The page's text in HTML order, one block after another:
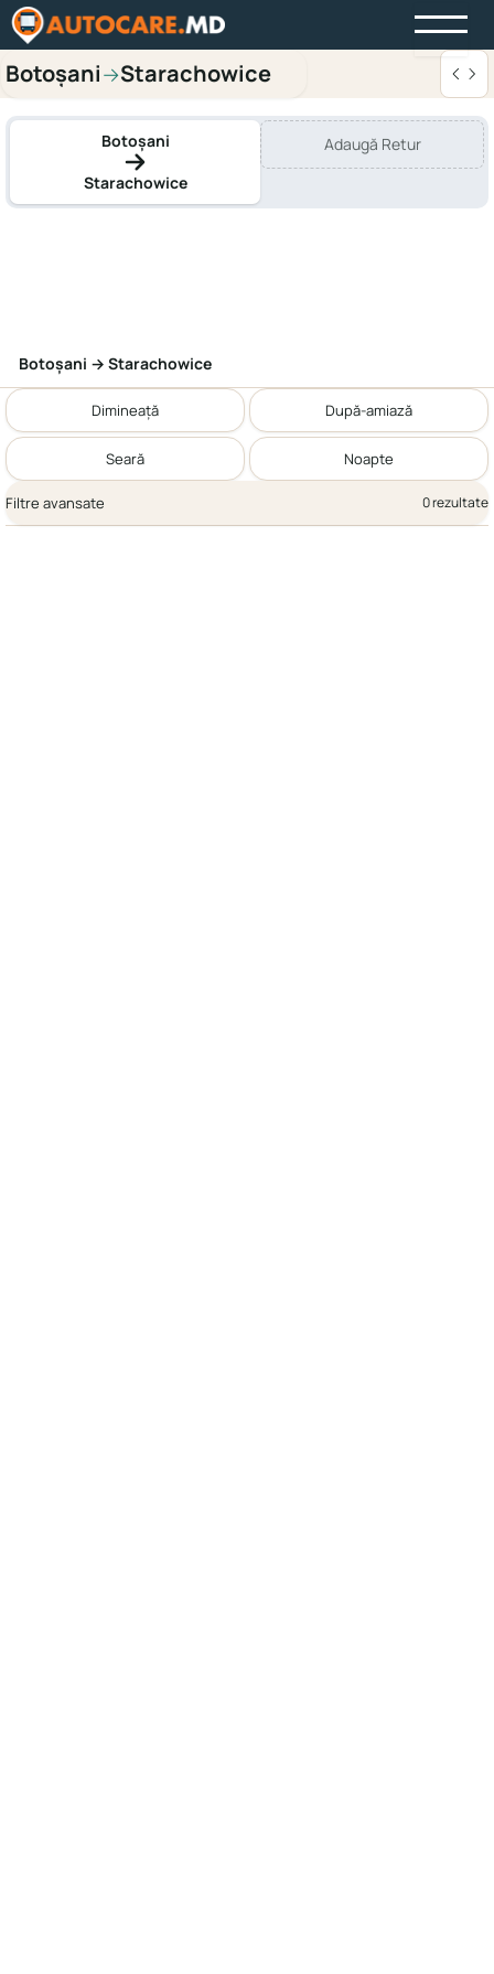
Botoșani→Starachowice
Botoșani
Starachowice
Adaugă Retur
Botoșani → Starachowice
Dimineață După-amiază
Seară Noapte
Filtre avansate 0 rezultate